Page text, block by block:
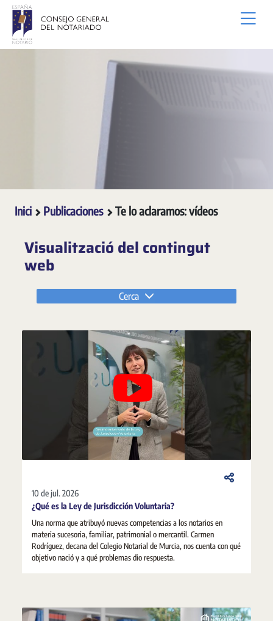
Salta al contingut principal
Inici Publicaciones Te lo aclaramos: vídeos
Visualització del contingut
web
Cerca
10 de jul. 2026
¿Qué es la Ley de Jurisdicción Voluntaria?
Una norma que atribuyó nuevas competencias a los notarios en
materia sucesoria, familiar, patrimonial o mercantil. Carmen
Rodríguez, decana del Colegio Notarial de Murcia, nos cuenta con qué
objetivo nació y a qué problemas dio respuesta.